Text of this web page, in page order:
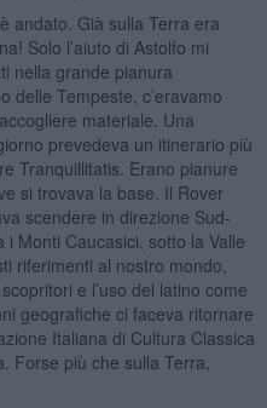
andato. Già sulla Terra era
Solo l’aiuto di Astolfo mi
nella grande pianura
delle Tempeste, c’eravamo
materiale. Una
prevedeva un itinerario più
Tranquillitatis. Erano pianure
si trovava la base. Il Rover
scendere in direzione Sud-
Monti Caucasici, sotto la Valle
riferimenti al nostro mondo,
e l’uso del latino come
geografiche ci faceva ritornare
Italiana di Cultura Classica
Forse più che sulla Terra,